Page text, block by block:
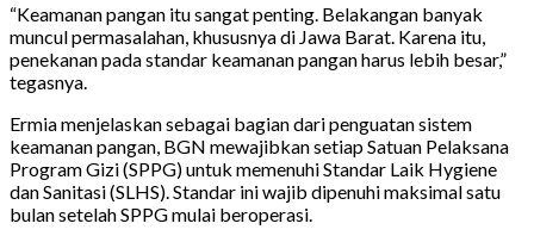
“Keamanan pangan itu sangat penting. Belakangan banyak
muncul permasalahan, khususnya di Jawa Barat. Karena itu,
penekanan pada standar keamanan pangan harus lebih besar,”
tegasnya.
Ermia menjelaskan sebagai bagian dari penguatan sistem
keamanan pangan, BGN mewajibkan setiap Satuan Pelaksana
Program Gizi (SPPG) untuk memenuhi Standar Laik Hygiene
dan Sanitasi (SLHS). Standar ini wajib dipenuhi maksimal satu
bulan setelah SPPG mulai beroperasi.